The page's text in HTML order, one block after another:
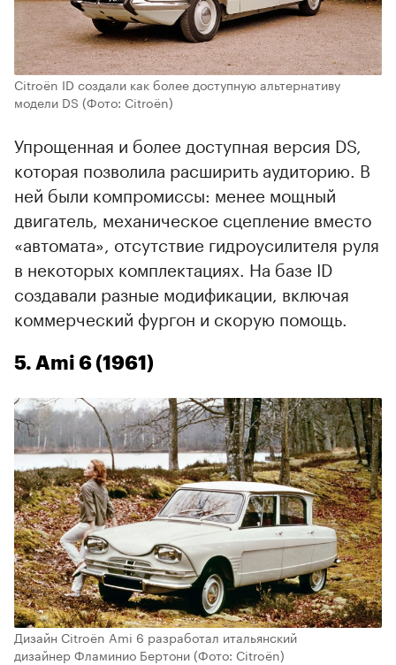
Citroën ID создали как более доступную альтернативу
модели DS (Фото: Citroën)
Упрощенная и более доступная версия DS,
которая позволила расширить аудиторию. В
ней были компромиссы: менее мощный
двигатель, механическое сцепление вместо
«автомата», отсутствие гидроусилителя руля
в некоторых комплектациях. На базе ID
создавали разные модификации, включая
коммерческий фургон и скорую помощь.
5. Ami 6 (1961)
Дизайн Citroën Ami 6 разработал итальянский
дизайнер Фламинио Бертони(Фото: Citroën)